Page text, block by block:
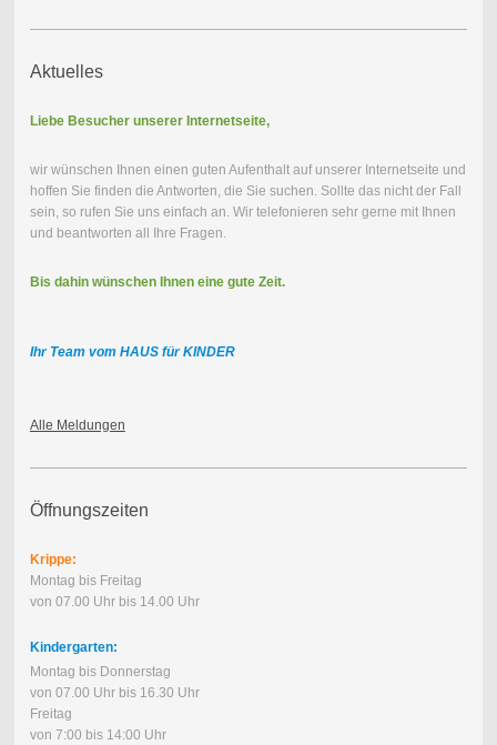
Aktuelles
Liebe Besucher unserer Internetseite,
wir wünschen Ihnen einen guten Aufenthalt auf unserer Internetseite und
hoffen Sie finden die Antworten, die Sie suchen. Sollte das nicht der Fall
sein, so rufen Sie uns einfach an. Wir telefonieren sehr gerne mit Ihnen
und beantworten all Ihre Fragen.
Bis dahin wünschen Ihnen eine gute Zeit.
Ihr Team vom HAUS für KINDER
Alle Meldungen
Öffnungszeiten
Krippe:
Montag bis Freitag
von 07.00 Uhr bis 14.00 Uhr
Kindergarten:
Montag bis Donnerstag
von 07.00 Uhr bis 16.30 Uhr
Freitag
von 7:00 bis 14:00 Uhr